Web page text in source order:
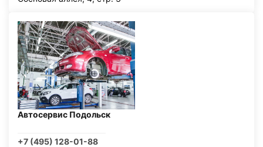
Автосервис Подольск
+7 (495) 128-01-88